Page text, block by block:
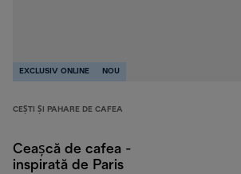
EXCLUSIV ONLINE NOU
CEȘTI ȘI PAHARE DE CAFEA
Ceașcă de cafea -
inspirată de Paris